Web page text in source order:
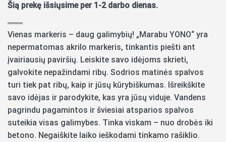
Šią prekę išsiųsime per 1-2 darbo dienas.
Vienas markeris – daug galimybių! „Marabu YONO“ yra
nepermatomas akrilo markeris, tinkantis piešti ant
įvairiausių paviršių. Leiskite savo idėjoms skrieti,
galvokite nepažindami ribų. Sodrios matinės spalvos
turi tiek pat ribų, kaip ir jūsų kūrybiškumas. Išreikškite
savo idėjas ir parodykite, kas yra jūsų viduje. Vandens
pagrindu pagamintos ir šviesiai atsparios spalvos
suteikia visas galimybes. Tinka viskam – nuo drobės iki
betono. Negaiškite laiko ieškodami tinkamo rašiklio.